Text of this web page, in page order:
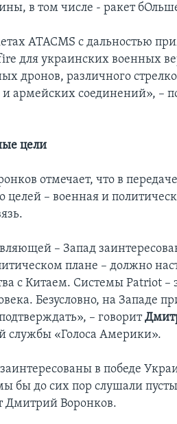
в том числе - ракет
ATACMS с дальностью
для украинских военных
дронов, различного
армейских соединений», –
цели
отмечает, что в
целей – военная и
– Запад
плане – должно
с Китаем. Системы Patriot
Безусловно, на Западе
– говорит
службы «Голоса Америки».
в победе
бы до сих пор слушали
Дмитрий Воронков.